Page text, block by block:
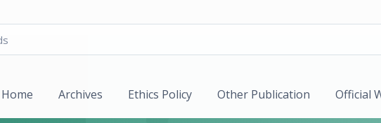
Home Archives Ethics Policy Other Publication Official